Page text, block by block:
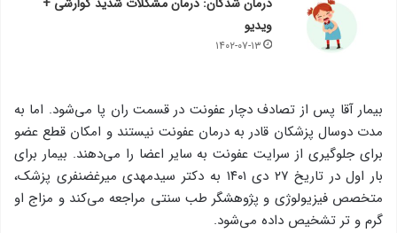
ویدیو
۱۴۰۲-۰۷-۱۳
بیمار آقا پس از تصادف دچار عفونت در قسمت ران پا می‌شود. اما به
مدت دوسال پزشکان قادر به درمان عفونت نیستند و امکان قطع عضو
برای جلوگیری از سرایت عفونت به سایر اعضا را می‌دهند. بیمار برای
بار اول در تاریخ ۲۷ دی ۱۴۰۱ به دکتر سیدمهدی میرغضنفری پزشک،
متخصص فیزیولوژی و پژوهشگر طب سنتی مراجعه می‌کند و مزاج او
گرم و تر تشخیص داده می‌شود.